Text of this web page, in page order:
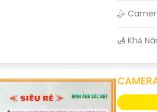
🤹
️🛃 Khả